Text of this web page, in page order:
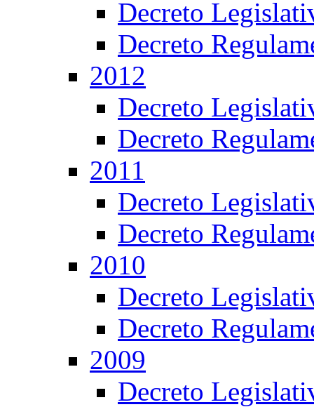
Decreto
Decreto
2012
Decreto
Decreto
2011
Decreto
Decreto
2010
Decreto
Decreto
2009
Decreto